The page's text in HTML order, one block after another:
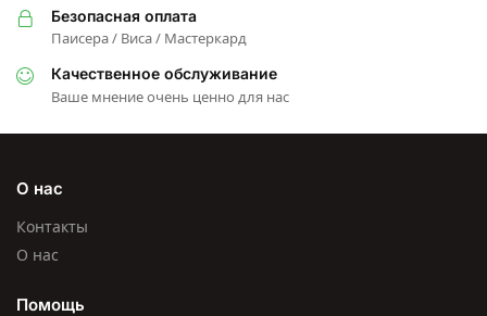
Безопасная оплата
Паисера / Виса / Мастеркард
Качественное обслуживание
Ваше мнение очень ценно для нас
О нас
Контакты
О нас
Помощь